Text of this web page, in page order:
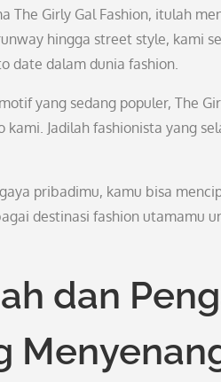
The Girly Gal Fashion, itulah
hingga street style, kami
date dalam dunia fashion.
yang sedang populer, The
Jadilah fashionista yang
pribadimu, kamu bisa
destinasi fashion utamamu
dan